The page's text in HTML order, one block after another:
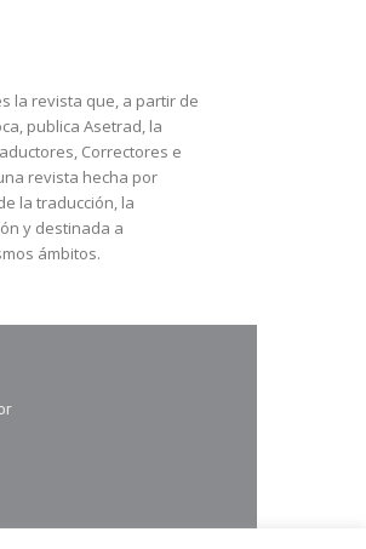
la revista que, a partir de
publica Asetrad, la
Correctores e
revista hecha por
la traducción, la
y destinada a
ámbitos.